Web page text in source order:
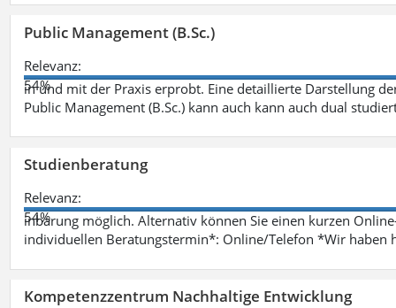
Public Management (B.Sc.)
Relevanz:
54%
in und mit der Praxis erprobt. Eine detaillierte Darstellung
Public Management (B.Sc.) kann auch kann auch dual
Studienberatung
Relevanz:
54%
inbarung möglich. Alternativ können Sie einen kurzen
individuellen Beratungstermin*: Online/Telefon *Wir haben
Kompetenzzentrum Nachhaltige Entwicklung